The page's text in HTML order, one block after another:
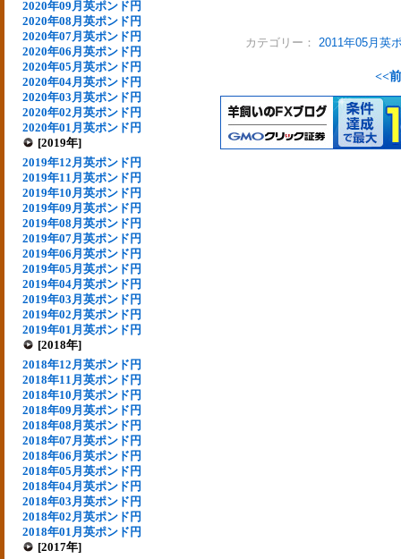
2020年09月英ポンド円
2020年08月英ポンド円
2020年07月英ポンド円
2020年06月英ポンド円
2020年05月英ポンド円
2020年04月英ポンド円
2020年03月英ポンド円
2020年02月英ポンド円
2020年01月英ポンド円
[2019年]
2019年12月英ポンド円
2019年11月英ポンド円
2019年10月英ポンド円
2019年09月英ポンド円
2019年08月英ポンド円
2019年07月英ポンド円
2019年06月英ポンド円
2019年05月英ポンド円
2019年04月英ポンド円
2019年03月英ポンド円
2019年02月英ポンド円
2019年01月英ポンド円
[2018年]
2018年12月英ポンド円
2018年11月英ポンド円
2018年10月英ポンド円
2018年09月英ポンド円
2018年08月英ポンド円
2018年07月英ポンド円
2018年06月英ポンド円
2018年05月英ポンド円
2018年04月英ポンド円
2018年03月英ポンド円
2018年02月英ポンド円
2018年01月英ポンド円
[2017年]
カテゴリー： 2011年05月英
<<